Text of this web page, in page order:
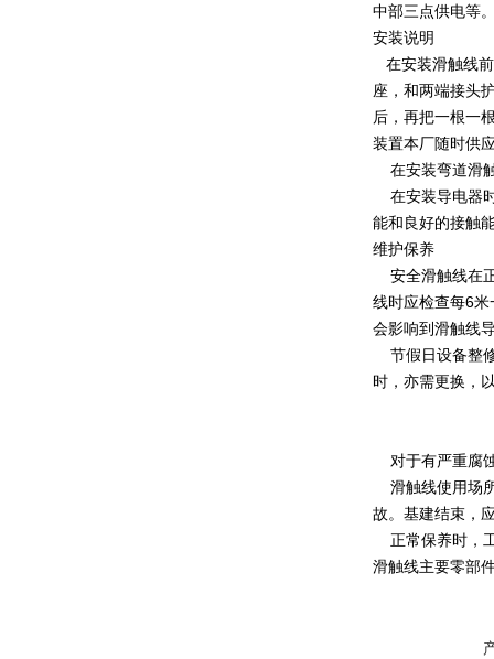
中部三点供电等
安装说明
在安装滑触线
座，和两端接头
后，再把一根一
装置本厂随时供
在安装弯道滑
在安装导电器
能和良好的接触
维护保养
安全滑触线在
线时应检查每6
会影响到滑触线
节假日设备整
时，亦需更换，
对于有严重腐
滑触线使用场
故。基建结束，
正常保养时，
滑触线主要零部